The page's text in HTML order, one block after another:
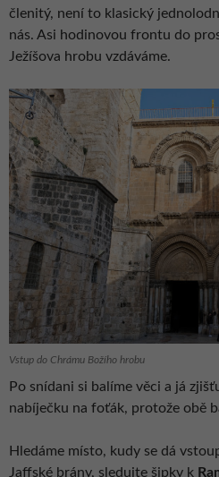
členitý, není to klasický
nás. Asi hodinovou frontu do
Ježíšova hrobu vzdáváme.
Vstup do Chrámu Božího hrobu
Po snídani si balíme věci a já
nabíječku na foťák, protože obě
Hledáme místo, kudy se dá
Jaffské brány, sledujte šipky k